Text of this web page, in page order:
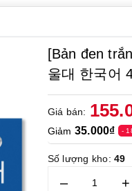
[Bản đen
울대 한국어
Giá bán:
Giảm 35.000₫ -
Số lượng kho:49
– +